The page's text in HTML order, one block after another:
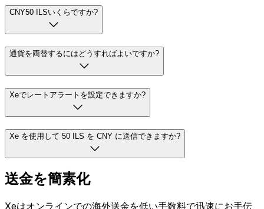
CNY50 ILSいくらですか?
通貨を両替するにはどうすればよいですか?
Xeでレートアラートを設定できますか?
Xe を使用して 50 ILS を CNY に送信できますか?
送金を簡素化
Xeはオンラインでの海外送金を低い手数料で迅速にお手伝